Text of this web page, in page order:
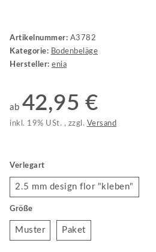
Artikelnummer: A3782
Kategorie: Bodenbeläge
Hersteller: enia
ab 42,95 €
inkl. 19% USt. , zzgl. Versand
Verlegart
2.5 mm design flor "kleben"
Größe
MusterMusterPaketPaket